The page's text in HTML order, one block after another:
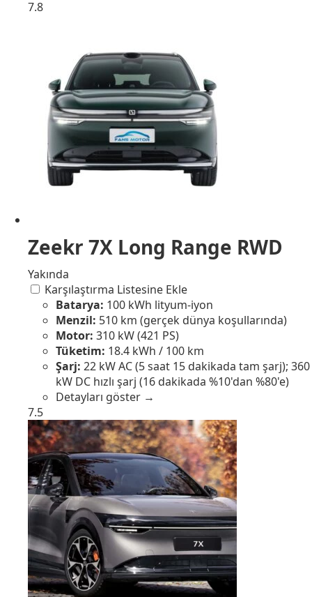
7.8
Zeekr 7X Long Range RWD
Yakında
Karşılaştırma Listesine Ekle
Batarya: 100 kWh lityum-iyon
Menzil: 510 km (gerçek dünya koşullarında)
Motor: 310 kW (421 PS)
Tüketim: 18.4 kWh / 100 km
Şarj: 22 kW AC (5 saat 15 dakikada tam şarj); 360
kW DC hızlı şarj (16 dakikada %10'dan %80'e)
Detayları göster →
7.5